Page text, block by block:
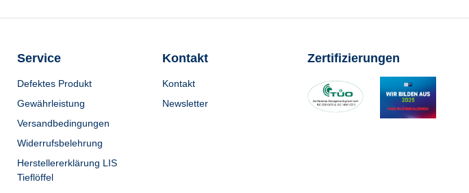
Service
Defektes Produkt
Gewährleistung
Versandbedingungen
Widerrufsbelehrung
Herstellererklärung LIS
Tieflöffel
Kontakt
Kontakt
Newsletter
Zertifizierungen